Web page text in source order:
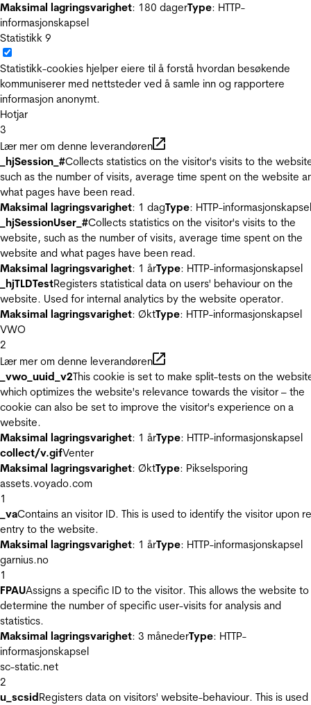
Maksimal lagringsvarighet: 180 dagerType: HTTP-
informasjonskapsel
Statistikk 9
Statistikk-cookies hjelper eiere til å forstå hvordan besøkende
kommuniserer med nettsteder ved å samle inn og rapportere
informasjon anonymt.
Hotjar
3
Lær mer om denne leverandøren
_hjSession_#Collects statistics on the visitor's visits to the
such as the number of visits, average time spent on the website
what pages have been read.
Maksimal lagringsvarighet: 1 dagType: HTTP-informasjonskapsel
_hjSessionUser_#Collects statistics on the visitor's visits to the
website, such as the number of visits, average time spent on the
website and what pages have been read.
Maksimal lagringsvarighet: 1 årType: HTTP-informasjonskapsel
_hjTLDTestRegisters statistical data on users' behaviour on the
website. Used for internal analytics by the website operator.
Maksimal lagringsvarighet: ØktType: HTTP-informasjonskapsel
VWO
2
Lær mer om denne leverandøren
_vwo_uuid_v2This cookie is set to make split-tests on the
which optimizes the website's relevance towards the visitor – the
cookie can also be set to improve the visitor's experience on a
website.
Maksimal lagringsvarighet: 1 årType: HTTP-informasjonskapsel
collect/v.gifVenter
Maksimal lagringsvarighet: ØktType: Pikselsporing
assets.voyado.com
1
_vaContains an visitor ID. This is used to identify the visitor upon
entry to the website.
Maksimal lagringsvarighet: 1 årType: HTTP-informasjonskapsel
garnius.no
1
FPAUAssigns a specific ID to the visitor. This allows the website to
determine the number of specific user-visits for analysis and
statistics.
Maksimal lagringsvarighet: 3 månederType: HTTP-
informasjonskapsel
sc-static.net
2
u_scsidRegisters data on visitors' website-behaviour. This is used